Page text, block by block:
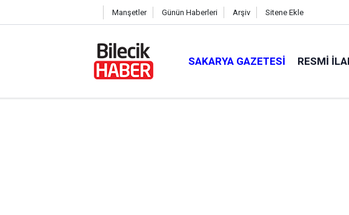
Manşetler Günün Haberleri Arşiv Sitene Ekle
SAKARYA GAZETESI RESMI